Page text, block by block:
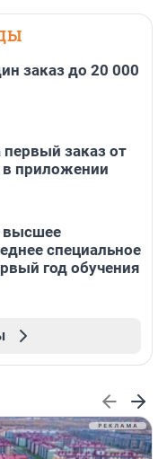
заказ до 20 000
заказ от
в приложении
высшее
специальное
год обучения